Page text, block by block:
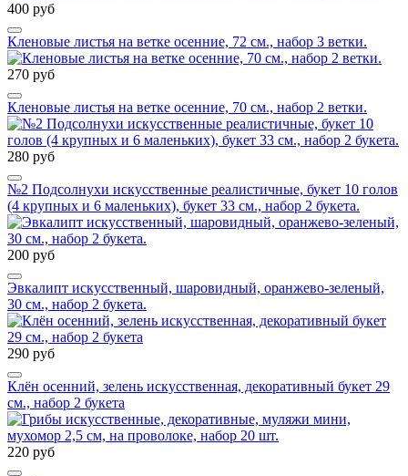
400 руб
Кленовые листья на ветке осенние, 72 см., набор 3 ветки.
270 руб
Кленовые листья на ветке осенние, 70 см., набор 2 ветки.
280 руб
№2 Подсолнухи искусственные реалистичные, букет 10 голов
(4 крупных и 6 маленьких), букет 33 см., набор 2 букета.
200 руб
Эвкалипт искусственный, шаровидный, оранжево-зеленый,
30 см., набор 2 букета.
290 руб
Клён осенний, зелень искусственная, декоративный букет 29
см., набор 2 букета
220 руб